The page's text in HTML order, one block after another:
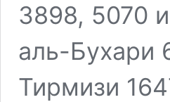
3898, 5070
аль-Бухари
Тирмизи